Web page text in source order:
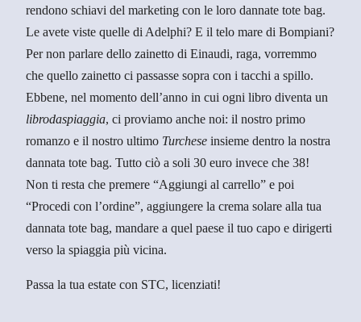
C
q
u
a
n
t
i
t
à
rendono schiavi del marketing con le loro dannate tote bag.
Le avete viste quelle di Adelphi? E il telo mare di Bompiani?
Per non parlare dello zainetto di Einaudi, raga, vorremmo
che quello zainetto ci passasse sopra con i tacchi a spillo.
Ebbene, nel momento dell’anno in cui ogni libro diventa un
librodaspiaggia, ci proviamo anche noi: il nostro primo
romanzo e il nostro ultimo Turchese insieme dentro la nostra
dannata tote bag. Tutto ciò a soli 30 euro invece che 38!
Non ti resta che premere “Aggiungi al carrello” e poi
“Procedi con l’ordine”, aggiungere la crema solare alla tua
dannata tote bag, mandare a quel paese il tuo capo e dirigerti
verso la spiaggia più vicina.
Passa la tua estate con STC, licenziati!